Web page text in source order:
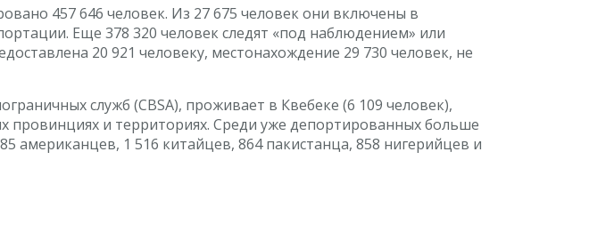
457 646 человек. Из 27 675 человек они включены в
Еще 378 320 человек следят «под наблюдением» или
​​20 921 человеку, местонахождение 29 730 человек, не
служб (CBSA), проживает в Квебеке (6 109 человек),
провинциях и территориях. Среди уже депортированных больше
американцев, 1 516 китайцев, 864 пакистанца, 858 нигерийцев и